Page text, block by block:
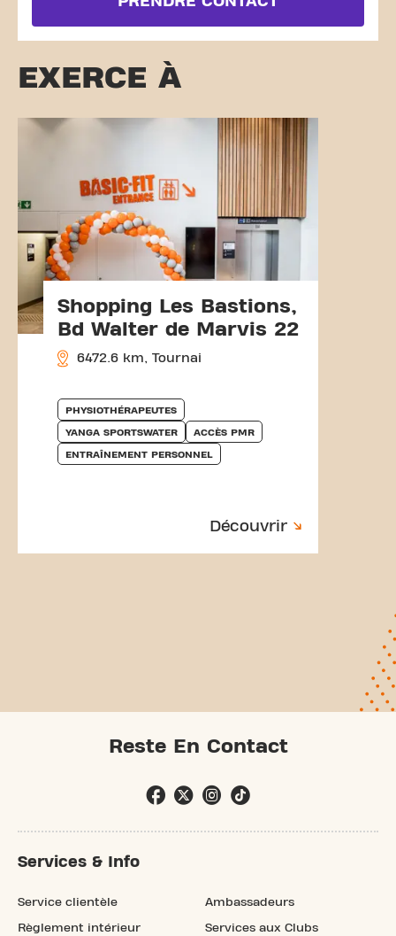
EXERCE À
Shopping Les Bastions,
Bd Walter de Marvis 22
6472.6 km, Tournai
PHYSIOTHÉRAPEUTES
YANGA SPORTSWATER ACCÈS PMR
ENTRAÎNEMENT PERSONNEL
Découvrir
Reste En Contact
Services & Info
Service clientèle
Règlement intérieur
Ambassadeurs
Services aux Clubs